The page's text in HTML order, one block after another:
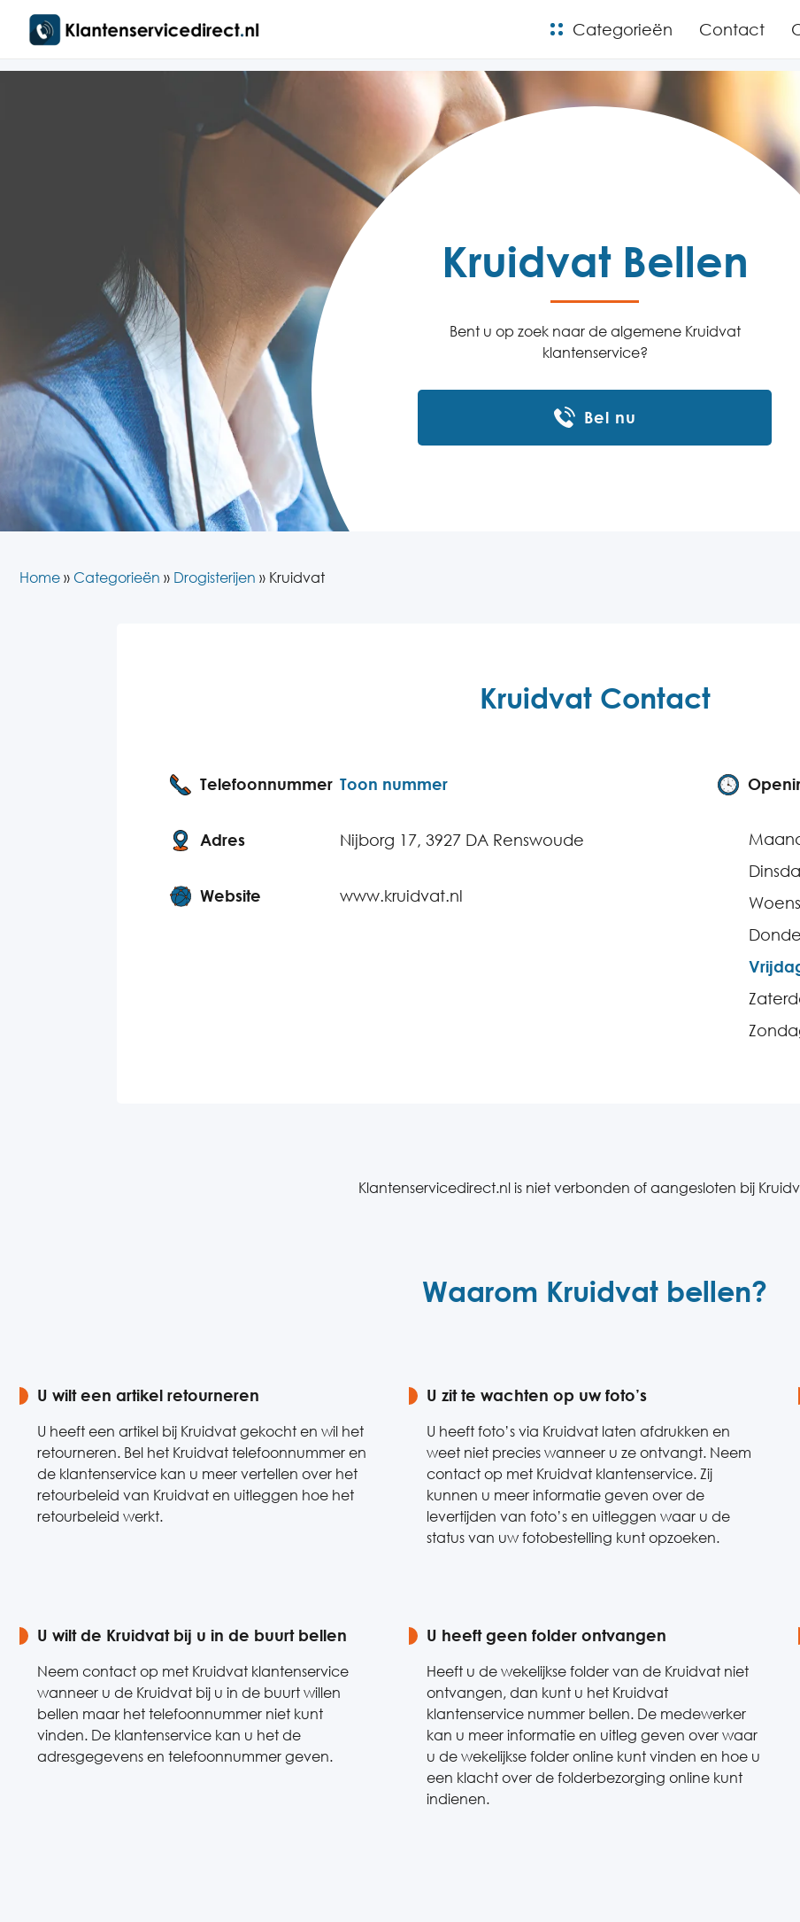
Categorieën Contact
Kruidvat Bellen
Bent u op zoek naar de algemene Kruidvat
klantenservice?
Bel nu
Home » Categorieën » Drogisterijen » Kruidvat
Kruidvat Contact
Telefoonnummer Toon nummer
Adres Nijborg 17, 3927 DA Renswoude
Website www.kruidvat.nl
Klantenservicedirect.nl is niet verbonden of aangesloten bij
Waarom Kruidvat bellen?
U wilt een artikel retourneren
U heeft een artikel bij Kruidvat gekocht en wil het
retourneren. Bel het Kruidvat telefoonnummer en
de klantenservice kan u meer vertellen over het
retourbeleid van Kruidvat en uitleggen hoe het
retourbeleid werkt.
U zit te wachten op uw foto’s
U heeft foto’s via Kruidvat laten afdrukken en
weet niet precies wanneer u ze ontvangt. Neem
contact op met Kruidvat klantenservice. Zij
kunnen u meer informatie geven over de
levertijden van foto’s en uitleggen waar u de
status van uw fotobestelling kunt opzoeken.
U wilt de Kruidvat bij u in de buurt bellen
Neem contact op met Kruidvat klantenservice
wanneer u de Kruidvat bij u in de buurt willen
bellen maar het telefoonnummer niet kunt
vinden. De klantenservice kan u het de
adresgegevens en telefoonnummer geven.
U heeft geen folder ontvangen
Heeft u de wekelijkse folder van de Kruidvat niet
ontvangen, dan kunt u het Kruidvat
klantenservice nummer bellen. De medewerker
kan u meer informatie en uitleg geven over waar
u de wekelijkse folder online kunt vinden en hoe u
een klacht over de folderbezorging online kunt
indienen.